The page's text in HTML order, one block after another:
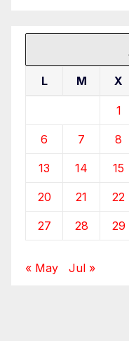
L M X
1
6 7 8
13 14 15
20 21 22
27 28 29
« May Jul »